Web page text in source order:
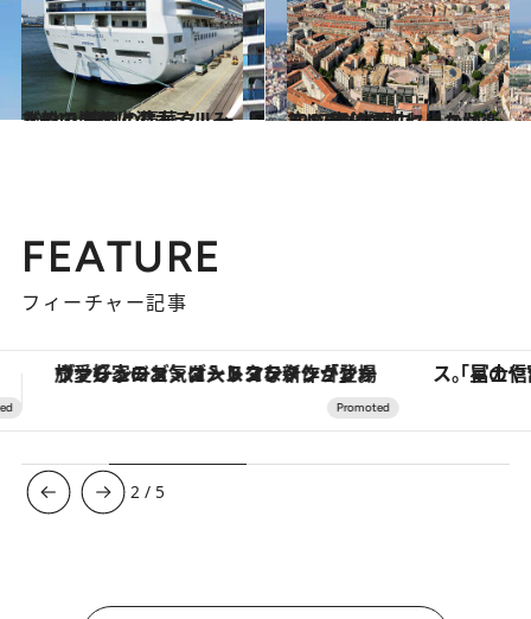
2014.11.25
まるで海の上のホテルみたい！ 憧れの豪華クルーズ船の内部に潜入
旅＆お出かけ 2017.1.22
2017年はどこに出かける？ 南仏マルセイユが楽しい5つの理由
旅＆お出かけ
FEATURE
フィーチャー記事
「星のや富士」でデジタルデトックス。冨士信仰の歴史を辿り、心身を調える。 【銀座で出合う最旬美容】美髪ケアや上質
3 / 5